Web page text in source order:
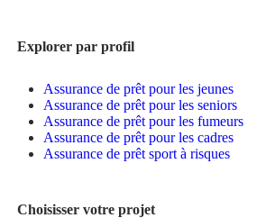
Explorer par profil
Assurance de prêt pour les jeunes
Assurance de prêt pour les seniors
Assurance de prêt pour les fumeurs
Assurance de prêt pour les cadres
Assurance de prêt sport à risques
Choisisser votre projet